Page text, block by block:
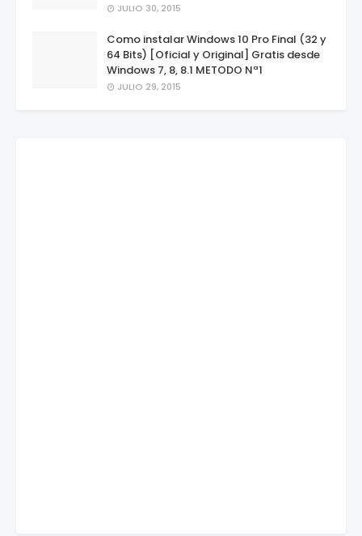
JULIO 30, 2015
Como instalar Windows 10 Pro Final (32 y
64 Bits) [Oficial y Original] Gratis desde
Windows 7, 8, 8.1 METODO Nª1
JULIO 29, 2015